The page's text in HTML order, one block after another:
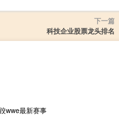
下一篇
科技企业股票龙头排名
wwe最新赛事